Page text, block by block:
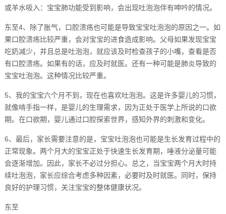
或羊水吸入：宝宝肺功能受到影响，会出现吐泡泡伴有呻吟的情况。
东至4、除了胀气，口腔溃疡也可能是导致宝宝吐泡泡的原因之一。如
果口腔溃疡比较严重，会对宝宝的进食造成影响。父母如果发现宝宝
吃奶减少，并且总是吐泡泡，就应该及时检查孩子的小嘴，查看是否
有口腔溃疡。如果有的话，应及时就医。还有一种可能是肺炎导致的
宝宝吐泡泡。这种情况比较严重。
5、我的宝宝六个月不到，现在也喜欢吐泡泡。这是许多婴儿的习惯，
就像啃手指一样，是婴儿的生理需求，因为正处于医学上所说的口欲
期。在口欲期，婴儿通过口腔探索世界，感知外界的刺激和变化。
6、最后，家长需要注意的是，宝宝吐泡泡也可能是生长发育过程中的
正常现象。两个月大的宝宝正处于快速生长发育期，唾液分泌量可能
会逐渐增加。因此，家长不必过分担心。总之，当宝宝两个月大时持
续吐泡泡，家长应综合考虑多种因素，必要时及时就医。同时，保持
良好的护理习惯，关注宝宝的整体健康状况。
东至